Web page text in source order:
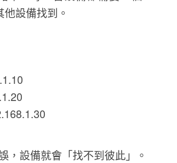
他設備找到。
，設備就會「找不到彼此」。